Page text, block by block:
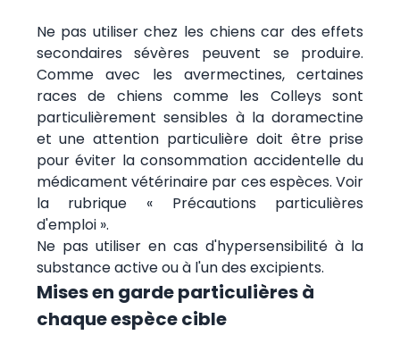
Ne pas utiliser chez les chiens car des effets
secondaires sévères peuvent se produire.
Comme avec les avermectines, certaines
races de chiens comme les Colleys sont
particulièrement sensibles à la doramectine
et une attention particulière doit être prise
pour éviter la consommation accidentelle du
médicament vétérinaire par ces espèces. Voir
la rubrique « Précautions particulières
d'emploi ».
Ne pas utiliser en cas d'hypersensibilité à la
substance active ou à l'un des excipients.
Mises en garde particulières à
chaque espèce cible